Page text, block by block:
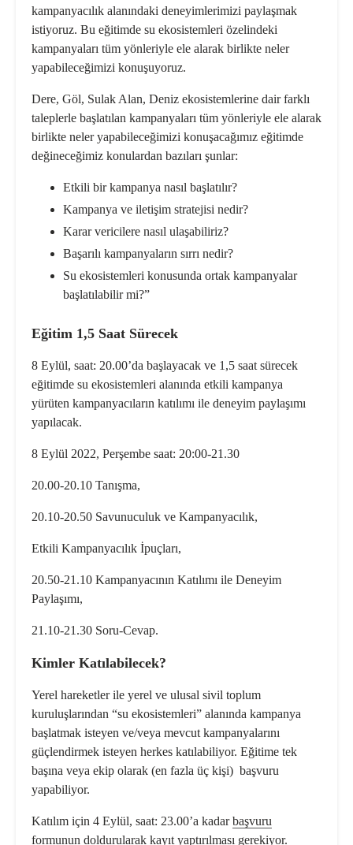
kampanyacılık alanındaki deneyimlerimizi paylaşmak
istiyoruz. Bu eğitimde su ekosistemleri özelindeki
kampanyaları tüm yönleriyle ele alarak birlikte neler
yapabileceğimizi konuşuyoruz.
Dere, Göl, Sulak Alan, Deniz ekosistemlerine dair farklı
taleplerle başlatılan kampanyaları tüm yönleriyle ele alarak
birlikte neler yapabileceğimizi konuşacağımız eğitimde
değineceğimiz konulardan bazıları şunlar:
Etkili bir kampanya nasıl başlatılır?
Kampanya ve iletişim stratejisi nedir?
Karar vericilere nasıl ulaşabiliriz?
Başarılı kampanyaların sırrı nedir?
Su ekosistemleri konusunda ortak kampanyalar
başlatılabilir mi?”
Eğitim 1,5 Saat Sürecek
8 Eylül, saat: 20.00’da başlayacak ve 1,5 saat sürecek
eğitimde su ekosistemleri alanında etkili kampanya
yürüten kampanyacıların katılımı ile deneyim paylaşımı
yapılacak.
8 Eylül 2022, Perşembe saat: 20:00-21.30
20.00-20.10 Tanışma,
20.10-20.50 Savunuculuk ve Kampanyacılık,
Etkili Kampanyacılık İpuçları,
20.50-21.10 Kampanyacının Katılımı ile Deneyim
Paylaşımı,
21.10-21.30 Soru-Cevap.
Kimler Katılabilecek?
Yerel hareketler ile yerel ve ulusal sivil toplum
kuruluşlarından “su ekosistemleri” alanında kampanya
başlatmak isteyen ve/veya mevcut kampanyalarını
güçlendirmek isteyen herkes katılabiliyor. Eğitime tek
başına veya ekip olarak (en fazla üç kişi) başvuru
yapabiliyor.
Katılım için 4 Eylül, saat: 23.00’a kadarbaşvuru
formunun doldurularak kayıt yaptırılması gerekiyor.